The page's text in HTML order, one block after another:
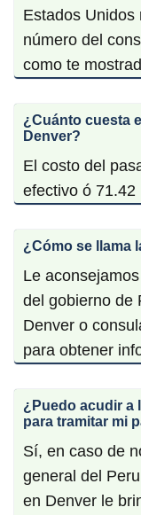
Estados Unidos
número del
como te
¿Cuánto cuesta
Denver?
El costo del
efectivo ó 71.42
¿Cómo se llama
Le
del gobierno de
Denver o
para obtener
¿Puedo acudir a
para tramitar mi
Sí, en caso de
general del
en Denver le